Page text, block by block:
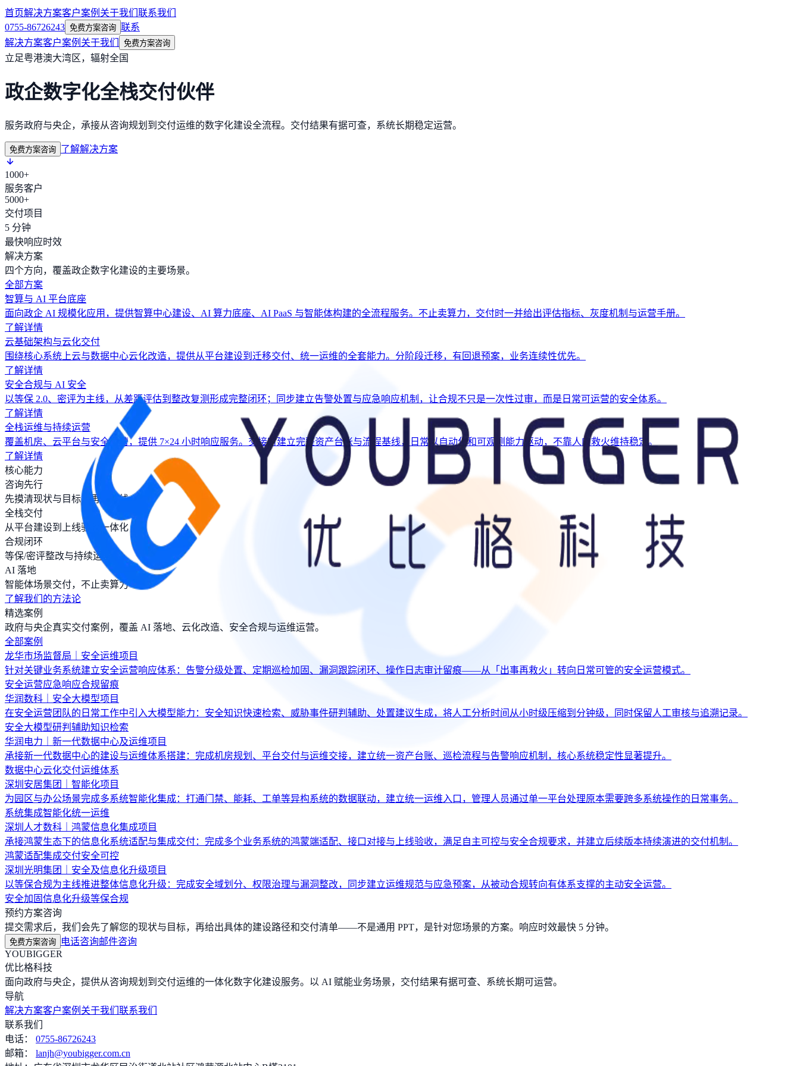
首页解决方案客户案例 关于我们 联系我们
0755-86726243 免费方案咨询 联系
解决方案客户案例 关于我们 免费方案咨询
立足粤港澳大湾区，辐射全国
政企数字化全栈交付伙伴
服务政府与央企，承接从咨询规划到交付运维的数字化建设全流程。交付结果有据可查，系统长期稳定运营。
免费方案咨询 了解解决方案
1000+
服务客户
5000+
交付项目
5 分钟
最快响应时效
解决方案
四个方向，覆盖政企数字化建设的主要场景。
全部方案
智算与 AI 平台底座
面向政企 AI 规模化应用，提供智算中心建设、AI 算力底座、AI PaaS 与智能体构建的全流程服务。不止卖算力，交付时一并给出评估指标、灰度机制与运营手册。
了解详情
云基础架构与云化交付
围绕核心系统上云与数据中心云化改造，提供从平台建设到迁移交付、统一运维的全套能力。分阶段迁移，有回退预案，业务连续性优先。
了解详情
安全合规与 AI 安全
以等保 2.0、密评为主线，从差距评估到整改复测形成完整闭环；同步建立告警处置与应急响应机制，让合规不只是一次性过审，而是日常可运营的安全体系。
了解详情
全栈运维与持续运营
覆盖机房、云平台与安全运营，提供 7×24 小时响应服务。交接时建立完整资产台账与流程基线，日常以自动化和可观测能力驱动，不靠人肉救火维持稳定。
了解详情
核心能力
咨询先行
先摸清现状与目标，再给路线
全栈交付
从平台建设到上线验收一体化
合规闭环
等保/密评整改与持续运营
AI 落地
智能体场景交付，不止卖算力
了解我们的方法论
精选案例
政府与央企真实交付案例，覆盖 AI 落地、云化改造、安全合规与运维运营。
全部案例
龙华市场监督局｜安全运维项目
针对关键业务系统建立安全运营响应体系：告警分级处置、定期巡检加固、漏洞跟踪闭环、操作日志审计留痕——从「出事再救火」转向日常可管的安全运营模式。
安全运营应急响应合规留痕
华润数科｜安全大模型项目
在安全运营团队的日常工作中引入大模型能力：安全知识快速检索、威胁事件研判辅助、处置建议生成，将人工分析时间从小时级压缩到分钟级，同时保留人工审核与追溯记录。
安全大模型研判辅助知识检索
华润电力｜新一代数据中心及运维项目
承接新一代数据中心的建设与运维体系搭建：完成机房规划、平台交付与运维交接，建立统一资产台账、巡检流程与告警响应机制，核心系统稳定性显著提升。
数据中心云化交付运维体系
深圳安居集团｜智能化项目
为园区与办公场景完成多系统智能化集成：打通门禁、能耗、工单等异构系统的数据联动，建立统一运维入口，管理人员通过单一平台处理原本需要跨多系统操作的日常事务。
系统集成智能化统一运维
深圳人才数科｜鸿蒙信息化集成项目
承接鸿蒙生态下的信息化系统适配与集成交付：完成多个业务系统的鸿蒙端适配、接口对接与上线验收，满足自主可控与安全合规要求，并建立后续版本持续演进的交付机制。
鸿蒙适配集成交付安全可控
深圳光明集团｜安全及信息化升级项目
以等保合规为主线推进整体信息化升级：完成安全域划分、权限治理与漏洞整改，同步建立运维规范与应急预案，从被动合规转向有体系支撑的主动安全运营。
安全加固信息化升级等保合规
预约方案咨询
提交需求后，我们会先了解您的现状与目标，再给出具体的建设路径和交付清单——不是通用 PPT，是针对您场景的方案。响应时效最快 5 分钟。
免费方案咨询 电话咨询邮件咨询
YOUBIGGER
优比格科技
面向政府与央企，提供从咨询规划到交付运维的一体化数字化建设服务。以 AI 赋能业务场景，交付结果有据可查、系统长期可运营。
导航
解决方案客户案例 关于我们 联系我们
联系我们
电话：
0755-86726243
邮箱：
lanjh@youbigger.com.cn